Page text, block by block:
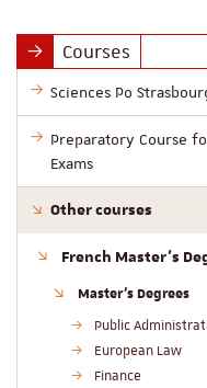
Courses
Sciences Po
Preparatory Course
Exams
Other courses
French Master’s
Master’s Degrees
Public
European Law
Finance